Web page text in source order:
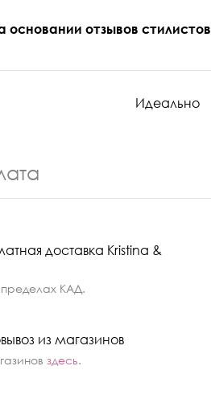
основании отзывов стилистов
Идеально
доставка Kristina &
пределах КАД.
из магазинов
здесь.